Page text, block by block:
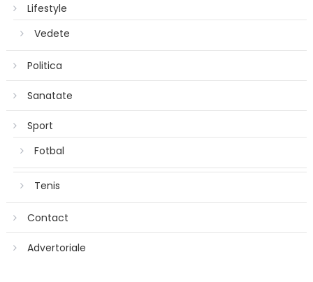
Lifestyle
Vedete
Politica
Sanatate
Sport
Fotbal
Tenis
Contact
Advertoriale